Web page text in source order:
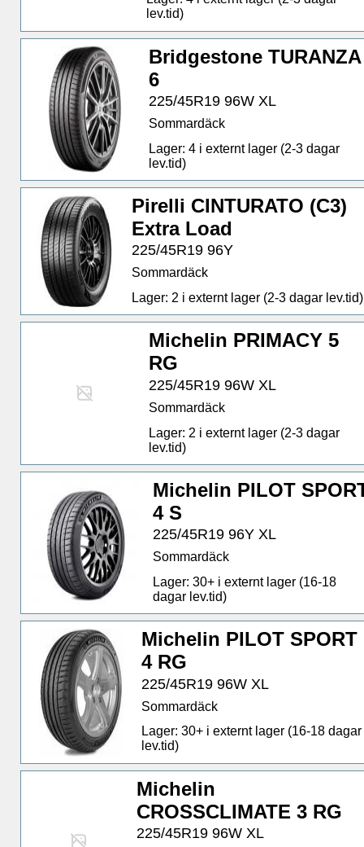
lev.tid)
Bridgestone TURANZA
6
225/45R19 96W XL
Sommardäck
Lager: 4 i externt lager (2-3 dagar
lev.tid)
Pirelli CINTURATO (C3)
Extra Load
225/45R19 96Y
Sommardäck
Lager: 2 i externt lager (2-3 dagar lev.tid)
Michelin PRIMACY 5
RG
225/45R19 96W XL
Sommardäck
Lager: 2 i externt lager (2-3 dagar
lev.tid)
Michelin PILOT
4 S
225/45R19 96Y XL
Sommardäck
Lager: 30+ i externt lager (16-18
dagar lev.tid)
Michelin PILOT SPORT
4 RG
225/45R19 96W XL
Sommardäck
Lager: 30+ i externt lager (16-18 dagar
lev.tid)
Michelin
CROSSCLIMATE 3 RG
225/45R19 96W XL